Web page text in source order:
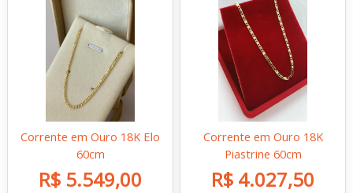
Corrente em Ouro 18K Elo
60cm
R$ 5.549,00
Corrente em Ouro 18K
Piastrine 60cm
R$ 4.027,50